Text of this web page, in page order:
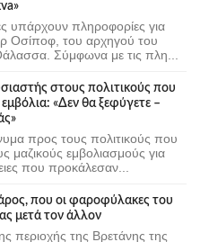
υπάρχουν πληροφορίες για
Οσίποφ, του αρχηγού του
Σύμφωνα με τις πλη...
στους πολιτικούς που
«Δεν θα ξεφύγετε –
προς τους πολιτικούς που
μαζικούς εμβολιασμούς για
που προκάλεσαν...
που οι φαροφύλακες του
μετά τον άλλον
περιοχής της Βρετάνης της